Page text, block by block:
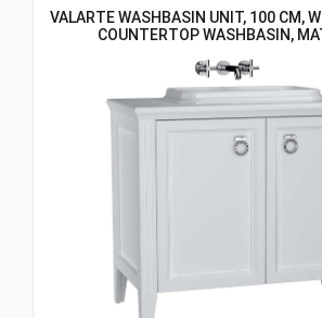
VALARTE WASHBASIN UNIT, 100 CM,
COUNTERTOP WASHBASIN,